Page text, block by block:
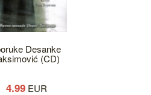
Desanke
(CD)
4.99EUR